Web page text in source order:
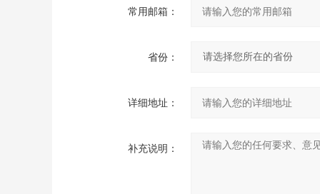
常用邮箱：
省份：
详细地址：
补充说明：